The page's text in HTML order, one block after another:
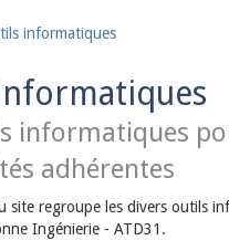
informatiques
informatiques
adhérentes
site regroupe les divers outils
Ingénierie - ATD31.